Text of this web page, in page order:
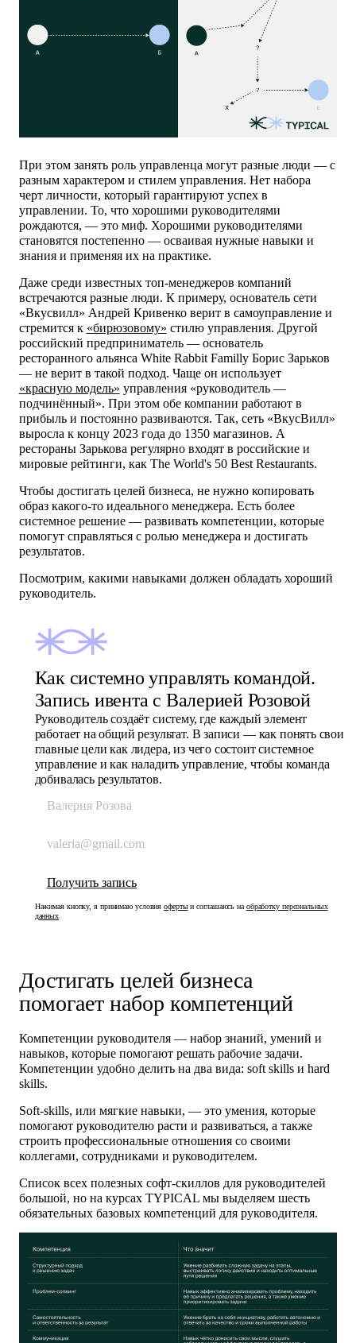
При этом занять роль управленца могут разные люди — с
разным характером и стилем управления. Нет набора
черт личности, который гарантируют успех в
управлении. То, что хорошими руководителями
рождаются, — это миф. Хорошими руководителями
становятся постепенно — осваивая нужные навыки и
знания и применяя их на практике.
Даже среди известных топ-менеджеров компаний
встречаются разные люди. К примеру, основатель сети
«Вкусвилл» Андрей Кривенко верит в самоуправление и
стремится к «бирюзовому» стилю управления. Другой
российский предприниматель — основатель
ресторанного альянса White Rabbit Familly Борис Зарьков
— не верит в такой подход. Чаще он использует
«красную модель» управления «руководитель —
подчинённый». При этом обе компании работают в
прибыль и постоянно развиваются. Так, сеть «ВкусВилл»
выросла к концу 2023 года до 1350 магазинов. А
рестораны Зарькова регулярно входят в российские и
мировые рейтинги, как The World's 50 Best Restaurants.
Чтобы достигать целей бизнеса, не нужно копировать
образ какого-то идеального менеджера. Есть более
системное решение — развивать компетенции, которые
помогут справляться с ролью менеджера и достигать
результатов.
Посмотрим, какими навыками должен обладать хороший
руководитель.
Как системно управлять командой.
Запись ивента с Валерией Розовой
Руководитель создаёт систему, где каждый элемент
работает на общий результат. В записи — как понять свои
главные цели как лидера, из чего состоит системное
управление и как наладить управление, чтобы команда
добивалась результатов.
Нажимая кнопку, я принимаю условияофертыи соглашаюсь на обработку персональных
данных
Достигать целей бизнеса
помогает набор компетенций
Компетенции руководителя — набор знаний, умений и
навыков, которые помогают решать рабочие задачи.
Компетенции удобно делить на два вида: soft skills и hard
skills.
Soft-skills, или мягкие навыки, — это умения, которые
помогают руководителю расти и развиваться, а также
строить профессиональные отношения со своими
коллегами, сотрудниками и руководителем.
Список всех полезных софт-скиллов для руководителей
большой, но на курсах TYPICAL мы выделяем шесть
обязательных базовых компетенций для руководителя.